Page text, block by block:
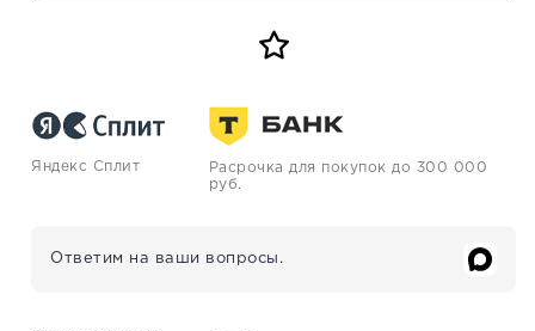
Яндекс Сплит
Расрочка для покупок до 300 000
руб.
Ответим на ваши вопросы.